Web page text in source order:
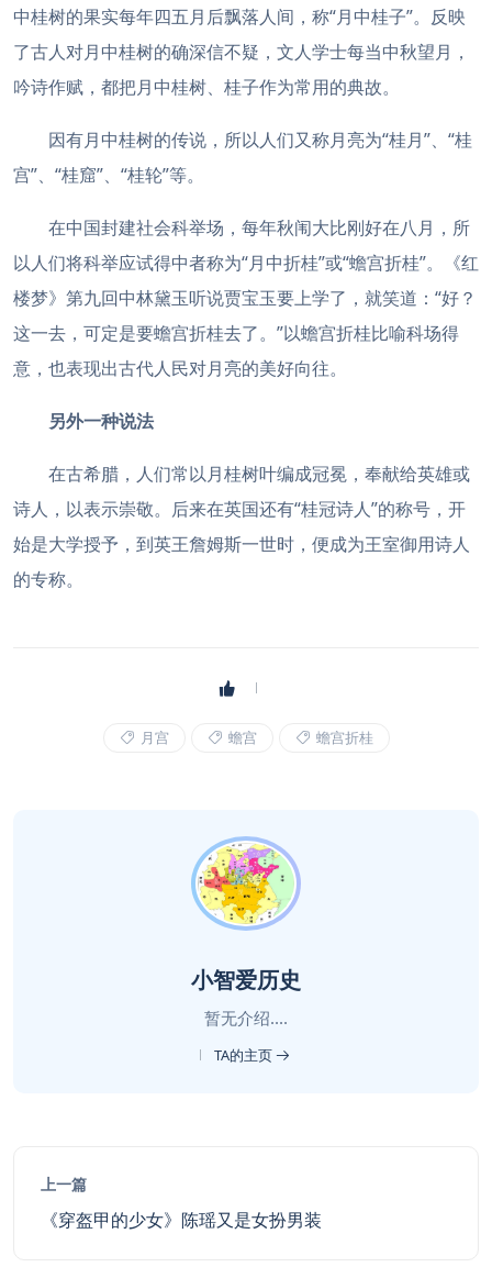
中桂树的果实每年四五月后飘落人间，称“月中桂子”。反映
了古人对月中桂树的确深信不疑，文人学士每当中秋望月，
吟诗作赋，都把月中桂树、桂子作为常用的典故。
因有月中桂树的传说，所以人们又称月亮为“桂月”、“桂
宫”、“桂窟”、“桂轮”等。
在中国封建社会科举场，每年秋闱大比刚好在八月，所
以人们将科举应试得中者称为“月中折桂”或“蟾宫折桂”。《红
楼梦》第九回中林黛玉听说贾宝玉要上学了，就笑道：“好？
这一去，可定是要蟾宫折桂去了。”以蟾宫折桂比喻科场得
意，也表现出古代人民对月亮的美好向往。
另外一种说法
在古希腊，人们常以月桂树叶编成冠冕，奉献给英雄或
诗人，以表示崇敬。后来在英国还有“桂冠诗人”的称号，开
始是大学授予，到英王詹姆斯一世时，便成为王室御用诗人
的专称。
月宫 蟾宫 蟾宫折桂
小智爱历史
暂无介绍....
TA的主页
上一篇
《穿盔甲的少女》陈瑶又是女扮男装